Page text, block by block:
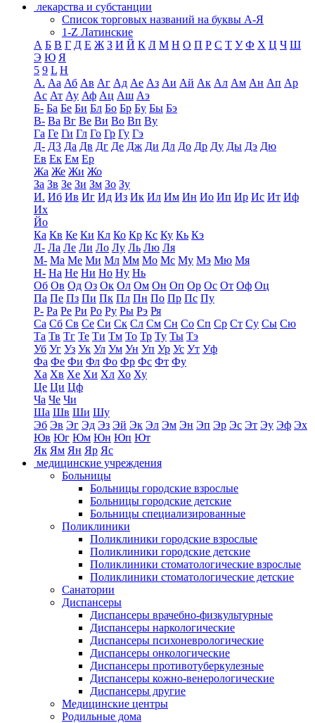
лекарства и субстанции
Список торговых названий на буквы А-Я
1-Z Латинские
А Б В Г Д Е Ж З И Й К Л М Н О П Р С Т У Ф Х Ц Ч Ш
Э Ю Я
5 9 L H
А. Аа Аб Ав Аг Ад Ае Аз Аи Ай Ак Ал Ам Ан Ап Ар
Ас Ат Ау Аф Ац Аш Аэ
Б- Ба Бе Би Бл Бо Бр Бу Бы Бэ
В- Ва Вг Ве Ви Во Вп Ву
Га Ге Ги Гл Го Гр Гу Гэ
Д- Д3 Да Дв Дг Де Дж Ди Дл До Др Ду Ды Дэ Дю
Ев Ек Ем Ер
Жа Же Жи Жо
За Зв Зе Зи Зм Зо Зу
И. Иб Ив Иг Ид Из Ик Ил Им Ин Ио Ип Ир Ис Ит Иф
Их
Йо
Ка Кв Ке Ки Кл Ко Кр Кс Ку Кь Кэ
Л- Ла Ле Ли Ло Лу Ль Лю Ля
М- Ма Ме Ми Мл Мм Мо Мс Му Мэ Мю Мя
Н- На Не Ни Но Ну Нь
Об Ов Од Оз Ок Ол Ом Он Оп Ор Ос От Оф Оц
Па Пе Пз Пи Пк Пл Пн По Пр Пс Пу
Р- Ра Ре Ри Ро Ру Ры Рэ Ря
Са Сб Св Се Си Ск Сл См Сн Со Сп Ср Ст Су Сы Сю
Та Тв Тг Те Ти Тм То Тр Ту Ты Тэ
Уб Уг Уз Ук Ул Ум Ун Уп Ур Ус Ут Уф
Фа Фе Фи Фл Фо Фр Фс Фт Фу
Ха Хв Хе Хи Хл Хо Ху
Це Ци Цф
Ча Че Чи
Ша Шв Ши Шу
Эб Эв Эг Эд Эз Эй Эк Эл Эм Эн Эп Эр Эс Эт Эу Эф Эх
Юв Юг Юм Юн Юп Ют
Як Ям Ян Яр Яс
медицинские учреждения
Больницы
Больницы городские взрослые
Больницы городские детские
Больницы специализированные
Поликлиники
Поликлиники городские взрослые
Поликлиники городские детские
Поликлиники стоматологические взрослые
Поликлиники стоматологические детские
Санатории
Диспансеры
Диспансеры врачебно-физкультурные
Диспансеры наркологические
Диспансеры психоневрологические
Диспансеры онкологические
Диспансеры противотуберкулезные
Диспансеры кожно-венерологические
Диспансеры другие
Медицинские центры
Родильные дома